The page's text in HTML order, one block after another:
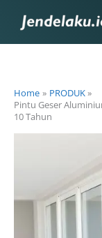
content
Home
PRODUK
Pintu Geser
10 Tahun